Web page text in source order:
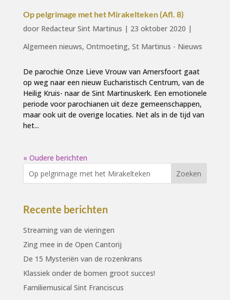
Op pelgrimage met het Mirakelteken (Afl. 8)
door Redacteur Sint Martinus | 23 oktober 2020 |
Algemeen nieuws, Ontmoeting, St Martinus - Nieuws
De parochie Onze Lieve Vrouw van Amersfoort gaat
op weg naar een nieuw Eucharistisch Centrum, van de
Heilig Kruis- naar de Sint Martinuskerk. Een emotionele
periode voor parochianen uit deze gemeenschappen,
maar ook uit de overige locaties. Net als in de tijd van
het...
« Oudere berichten
Recente berichten
Streaming van de vieringen
Zing mee in de Open Cantorij
De 15 Mysteriën van de rozenkrans
Klassiek onder de bomen groot succes!
Familiemusical Sint Franciscus